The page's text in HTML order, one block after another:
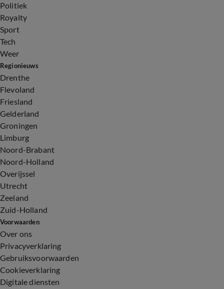
Politiek
Royalty
Sport
Tech
Weer
Regionieuws
Drenthe
Flevoland
Friesland
Gelderland
Groningen
Limburg
Noord-Brabant
Noord-Holland
Overijssel
Utrecht
Zeeland
Zuid-Holland
Voorwaarden
Over ons
Privacyverklaring
Gebruiksvoorwaarden
Cookieverklaring
Digitale diensten